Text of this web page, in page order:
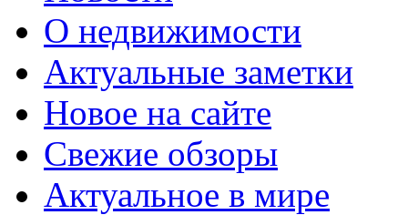
О недвижимости
Актуальные заметки
Новое на сайте
Свежие обзоры
Актуальное в мире